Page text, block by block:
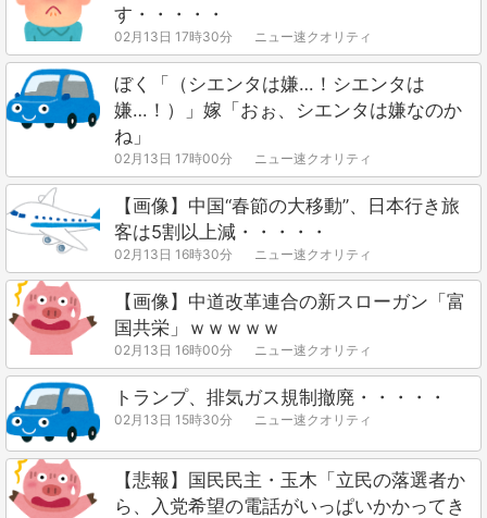
す・・・・・
02月13日 17時30分 ニュー速クオリティ
ぼく「（シエンタは嫌…！シエンタは
嫌…！）」嫁「おぉ、シエンタは嫌なのか
ね」
02月13日 17時00分 ニュー速クオリティ
【画像】中国“春節の大移動”、日本行き旅
客は5割以上減・・・・・
02月13日 16時30分 ニュー速クオリティ
【画像】中道改革連合の新スローガン「富
国共栄」ｗｗｗｗｗ
02月13日 16時00分 ニュー速クオリティ
トランプ、排気ガス規制撤廃・・・・・
02月13日 15時30分 ニュー速クオリティ
【悲報】国民民主・玉木「立民の落選者か
ら、入党希望の電話がいっぱいかかってき